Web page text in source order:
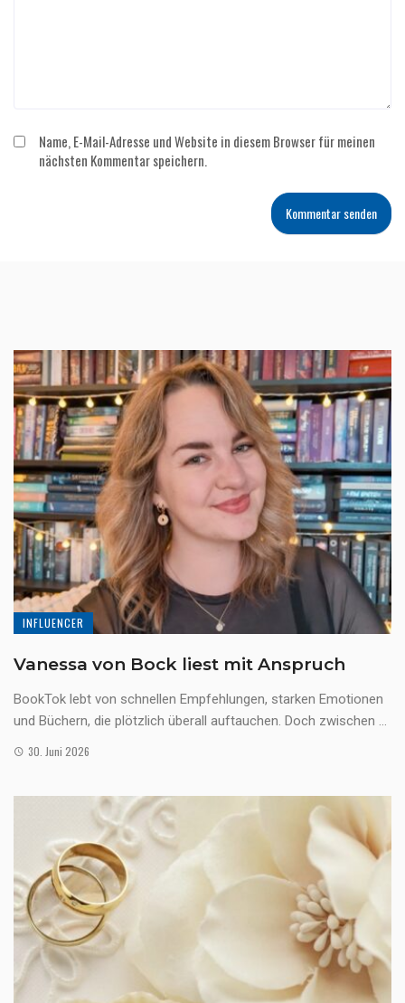
Name, E-Mail-Adresse und Website in diesem Browser für meinen
nächsten Kommentar speichern.
INFLUENCER
Vanessa von Bock liest mit Anspruch
BookTok lebt von schnellen Empfehlungen, starken Emotionen
und Büchern, die plötzlich überall auftauchen. Doch zwischen ...
30. Juni 2026